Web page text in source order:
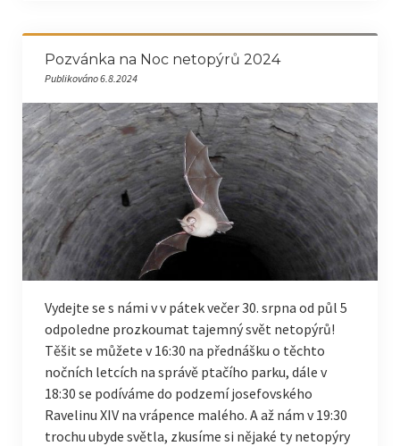
Pozvánka na Noc netopýrů 2024
Publikováno 6.8.2024
Vydejte se s námi v v pátek večer 30. srpna od půl 5
odpoledne prozkoumat tajemný svět netopýrů!
Těšit se můžete v 16:30 na přednášku o těchto
nočních letcích na správě ptačího parku, dále v
18:30 se podíváme do podzemí josefovského
Ravelinu XIV na vrápence malého. A až nám v 19:30
trochu ubyde světla, zkusíme si nějaké ty netopýry